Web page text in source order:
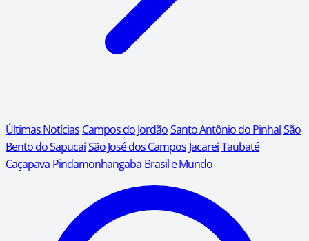
Últimas Notícias Campos do JordãoSanto Antônio do PinhalSão
Bento do SapucaíSão José dos Campos JacareíTaubaté
Caçapava Pindamonhangaba Brasil e Mundo